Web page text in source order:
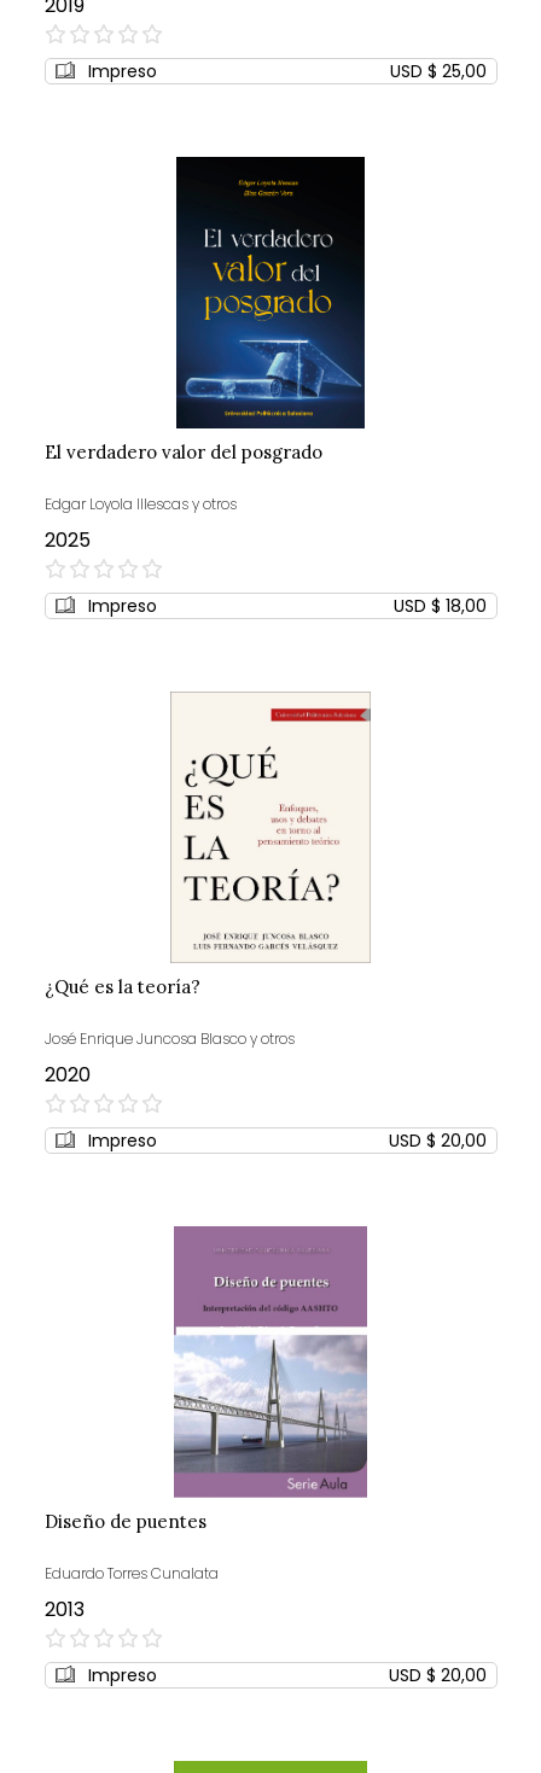
2019
0%
Impreso USD $ 25,00
El verdadero valor del posgrado
Edgar Loyola Illescas y otros
2025
0%
Impreso USD $ 18,00
¿Qué es la teoría?
José Enrique Juncosa Blasco y otros
2020
0%
Impreso USD $ 20,00
Diseño de puentes
Eduardo Torres Cunalata
2013
0%
Impreso USD $ 20,00